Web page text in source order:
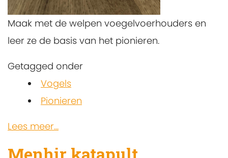
Maak met de welpen voegelvoerhouders en
leer ze de basis van het pionieren.
Getagged onder
Vogels
Pionieren
Lees meer...